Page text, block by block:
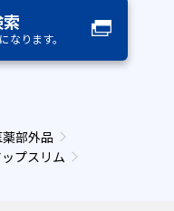
なります。
部外品
プスリム